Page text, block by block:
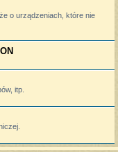
o urządzeniach, które nie
itp.